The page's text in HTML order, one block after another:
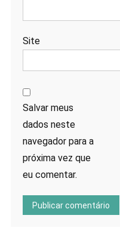
Site
Salvar meus
dados neste
navegador para a
próxima vez que
eu comentar.